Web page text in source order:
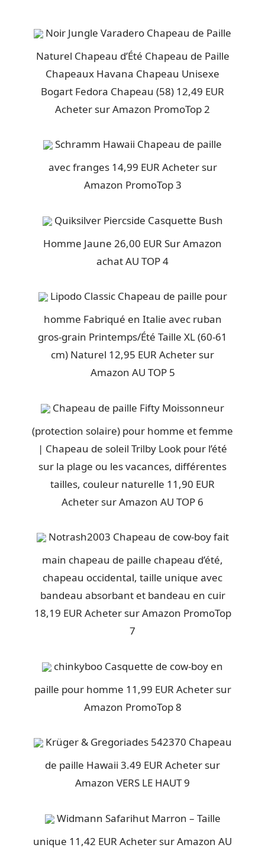
Noir Jungle Varadero Chapeau de Paille
Naturel Chapeau d’Été Chapeau de Paille
Chapeaux Havana Chapeau Unisexe
Bogart Fedora Chapeau (58) 12,49 EUR
Acheter sur Amazon PromoTop 2
Schramm Hawaii Chapeau de paille
avec franges 14,99 EUR Acheter sur
Amazon PromoTop 3
Quiksilver Piercside Casquette Bush
Homme Jaune 26,00 EUR Sur Amazon
achat AU TOP 4
Lipodo Classic Chapeau de paille pour
homme Fabriqué en Italie avec ruban
gros-grain Printemps/Été Taille XL (60-61
cm) Naturel 12,95 EUR Acheter sur
Amazon AU TOP 5
Chapeau de paille Fifty Moissonneur
(protection solaire) pour homme et femme
| Chapeau de soleil Trilby Look pour l’été
sur la plage ou les vacances, différentes
tailles, couleur naturelle 11,90 EUR
Acheter sur Amazon AU TOP 6
Notrash2003 Chapeau de cow-boy fait
main chapeau de paille chapeau d’été,
chapeau occidental, taille unique avec
bandeau absorbant et bandeau en cuir
18,19 EUR Acheter sur Amazon PromoTop
7
chinkyboo Casquette de cow-boy en
paille pour homme 11,99 EUR Acheter sur
Amazon PromoTop 8
Krüger & Gregoriades 542370 Chapeau
de paille Hawaii 3.49 EUR Acheter sur
Amazon VERS LE HAUT 9
Widmann Safarihut Marron – Taille
unique 11,42 EUR Acheter sur Amazon AU